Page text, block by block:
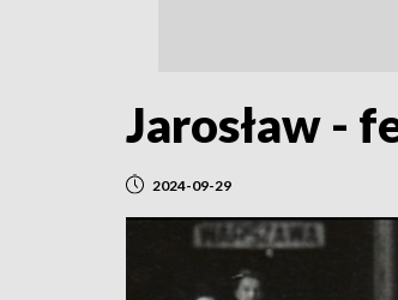
Jarosław -
2024-09-29